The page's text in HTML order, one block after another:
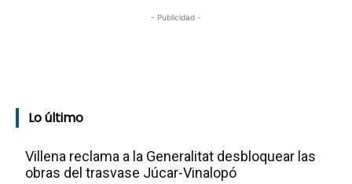
- Publicidad -
Lo último
Villena reclama a la Generalitat desbloquear las
obras del trasvase Júcar-Vinalopó